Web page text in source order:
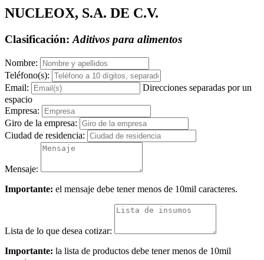
NUCLEOX, S.A. DE C.V.
Clasificación: Aditivos para alimentos
Nombre:
Teléfono(s):
Email:
Direcciones separadas por un
espacio
Empresa:
Giro de la empresa:
Ciudad de residencia:
Mensaje:
Importante: el mensaje debe tener menos de 10mil caracteres.
Lista de lo que desea cotizar:
Importante: la lista de productos debe tener menos de 10mil